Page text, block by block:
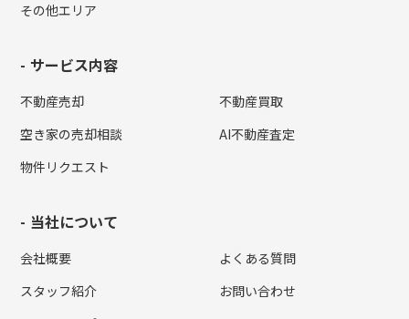
その他エリア
サービス内容
不動産売却
不動産買取
空き家の売却相談
AI不動産査定
物件リクエスト
当社について
会社概要
よくある質問
スタッフ紹介
お問い合わせ